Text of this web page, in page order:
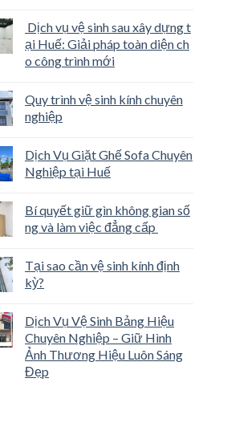
Dịch vụ vệ sinh sau xây dựng t
ại Huế: Giải pháp toàn diện ch
o công trình mới
Quy trình vệ sinh kính chuyên
nghiệp
Dịch Vụ Giặt Ghế Sofa Chuyên
Nghiệp tại Huế
Bí quyết giữ gìn không gian số
ng và làm việc đẳng cấp
Tại sao cần vệ sinh kính định
kỳ?
Dịch Vụ Vệ Sinh Bảng Hiệu
Chuyên Nghiệp – Giữ Hình
Ảnh Thương Hiệu Luôn Sáng
Đẹp